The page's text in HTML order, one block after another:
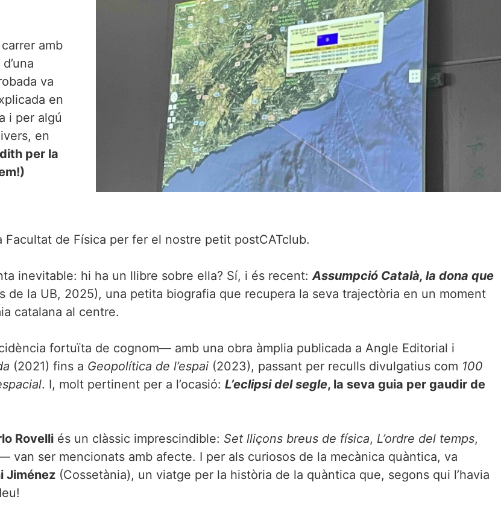
amb
va
en
i per algú
en
per la
de Física per fer el nostre petit postCATclub.
inevitable: hi ha un llibre sobre ella? Sí, i és recent:Assumpció Català, la dona que
de la UB, 2025), una petita biografia que recupera la seva trajectòria en un moment
catalana al centre.
fortuïta de cognom— amb una obra àmplia publicada a Angle Editorial i
(2021) fins a Geopolítica de l’espai (2023), passant per reculls divulgatius com 100
. I, molt pertinent per a l’ocasió: L’eclipsi del segle, la seva guia per gaudir de
Rovelli és un clàssic imprescindible: Set lliçons breus de física, L’ordre del temps,
van ser mencionats amb afecte. I per als curiosos de la mecànica quàntica, va
Jiménez (Cossetània), un viatge per la història de la quàntica que, segons qui l’havia